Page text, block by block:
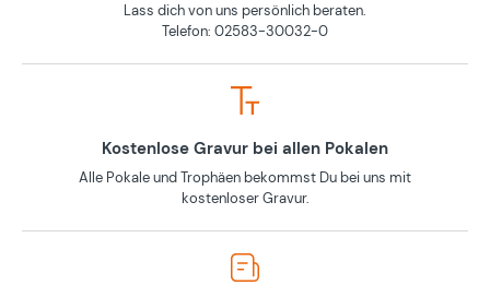
Lass dich von uns persönlich beraten.
Telefon: 02583-30032-0
Kostenlose Gravur bei allen Pokalen
Alle Pokale und Trophäen bekommst Du bei uns mit
kostenloser Gravur.